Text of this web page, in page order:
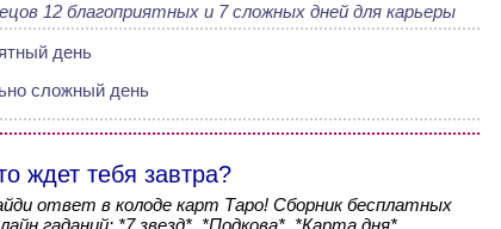
12 благоприятных и 7 сложных дней для карьеры
день
сложный день
ждет тебя завтра?
ответ в колоде карт Таро! Сборник бесплатных
гаданий: *7 звезд*, *Подкова*, *Карта дня*,